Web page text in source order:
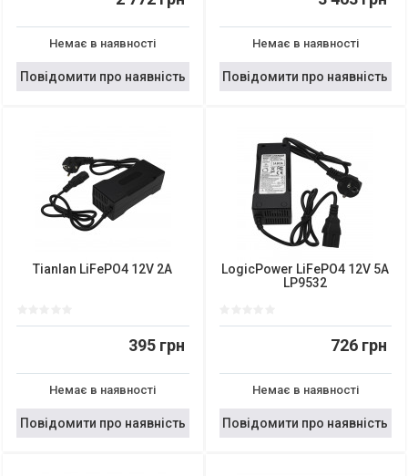
Немає в наявності
Повідомити про наявність
Немає в наявності
Повідомити про наявність
Tianlan LiFePO4 12V 2A
395 грн
Немає в наявності
Повідомити про наявність
LogicPower LiFePO4 12V 5A
LP9532
726 грн
Немає в наявності
Повідомити про наявність